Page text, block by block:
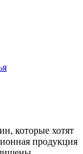
которые хотят
продукция